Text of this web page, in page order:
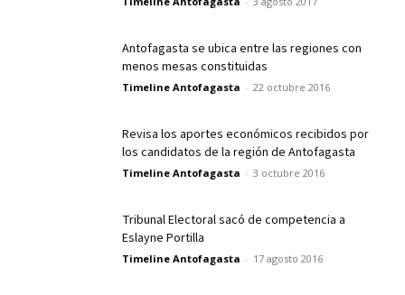
Antofagasta se ubica entre las regiones con
menos mesas constituidas
Timeline Antofagasta - 22 octubre 2016
Revisa los aportes económicos recibidos por
los candidatos de la región de Antofagasta
Timeline Antofagasta - 3 octubre 2016
Tribunal Electoral sacó de competencia a
Eslayne Portilla
Timeline Antofagasta - 17 agosto 2016